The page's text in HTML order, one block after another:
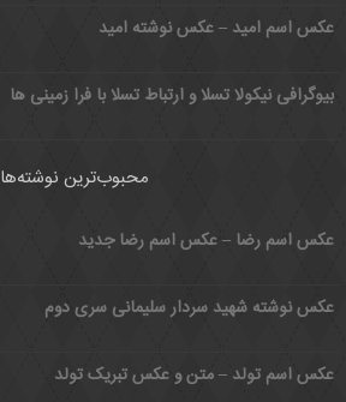
عکس اسم امید – عکس نوشته امید
بیوگرافی نیکولا تسلا و ارتباط تسلا با فرا زمینی ها
محبوب‌ترین نوشته‌ها
عکس اسم رضا – عکس اسم رضا جدید
عکس نوشته شهید سردار سلیمانی سری دوم
عکس اسم تولد – متن و عکس تبریک تولد